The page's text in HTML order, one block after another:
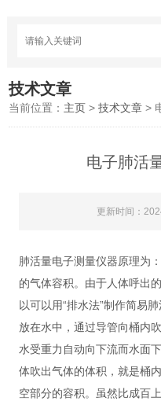
技术文章
当前位置： 主页 >技术文章 >
电子肺活
更新时间：
肺活量电子测量仪器原理为
的气体容积。由于人体呼出
以可以用“排水法”制作简易
放在水中，通过导管向桶内
水受重力自动向下流而水面
体吹出气体的体积，就是桶
空部分的容积。虽然比成百